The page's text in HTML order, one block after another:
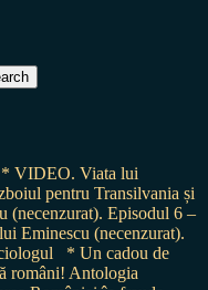
* VIDEO. Viata lui
pentru Transilvania și
Episodul 6 –
Eminescu (necenzurat).
* Un cadou de
români! Antologia